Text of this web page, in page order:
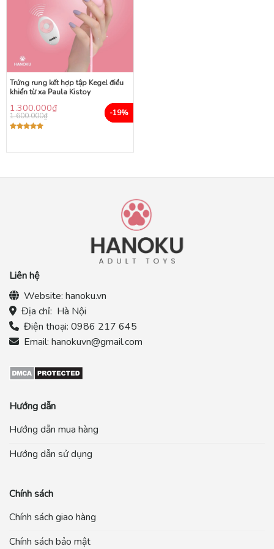
Trứng rung kết hợp tập Kegel điều
khiển từ xa Paula Kistoy
-19%
1.600.000₫
1.300.000₫
Liên hệ
Website: hanoku.vn
Địa chỉ: Hà Nội
Điện thoại: 0986 217 645
Email: hanokuvn@gmail.com
Hướng dẫn
Hướng dẫn mua hàng
Hướng dẫn sử dụng
Chính sách
Chính sách giao hàng
Chính sách bảo mật